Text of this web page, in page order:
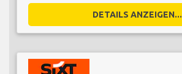
DETAILS ANZEIGEN...